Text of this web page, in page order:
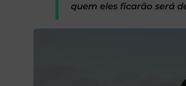
quem eles ficarão será